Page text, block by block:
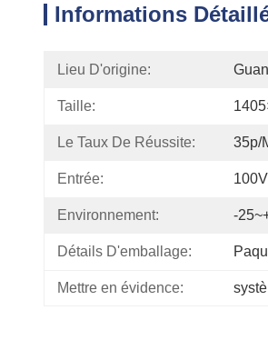
Informations
Lieu D'origine:
Taille:
Le Taux De Réussite: 35p/
Entrée:
Environnement: -
Détails D'emballage:
Mettre en évidence: